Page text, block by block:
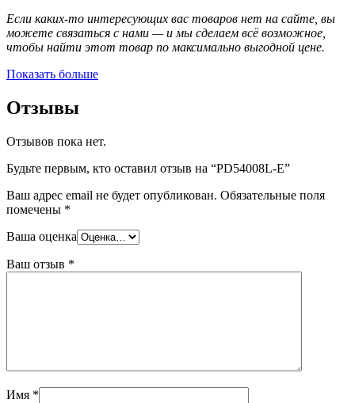
Если каких-то интересующих вас товаров нет на сайте, вы
можете связаться с нами — и мы сделаем всё возможное,
чтобы найти этот товар по максимально выгодной цене.
Показать больше
Отзывы
Отзывов пока нет.
Будьте первым, кто оставил отзыв на “PD54008L-E”
Ваш адрес email не будет опубликован. Обязательные поля
помечены *
Ваша оценка
Ваш отзыв *
Имя *